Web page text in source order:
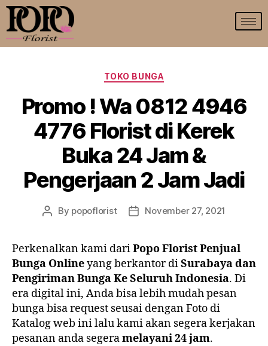
TOKO BUNGA
Promo ! Wa 0812 4946
4776 Florist di Kerek
Buka 24 Jam &
Pengerjaan 2 Jam Jadi
By popoflorist November 27, 2021
Perkenalkan kami dariPopo Florist Penjual
Bunga Onlineyang berkantor diSurabaya dan
Pengiriman Bunga Ke Seluruh Indonesia. Di
era digital ini, Anda bisa lebih mudah pesan
bunga bisa request seusai dengan Foto di
Katalog web ini lalu kami akan segera kerjakan
pesanan anda segeramelayani 24 jam.